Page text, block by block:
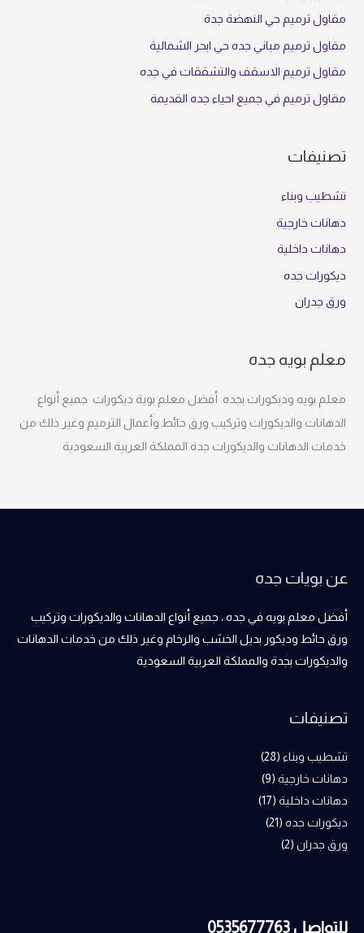
مقاول ترميم حي النهضة جدة
مقاول ترميم مباني جده حي ابحر الشمالية
مقاول ترميم الاسقف والتشققات في جده
مقاول ترميم في جميع احياء جده القديمة
تصنيفات
تشطيب وبناء
دهانات خارجية
دهانات داخلية
ديكورات جده
ورق جدران
معلم بويه جده
معلم بويه وديكورات بجده أفضل معلم بوية ديكورات جميع أنواع
الدهانات والديكورات وتركيب ورق حائط وأعمال الترميم وغير ذلك من
خدمات الدهانات والديكورات جدة المملكة العربية السعودية
عن بويات جده
أفضل معلم بويه في جده ، جميع أنواع الدهانات والديكورات وتركيب
ورق حائط وديكور بديل الخشب والرخام وغير ذلك من خدمات الدهانات
والديكورات بجدة والمملكة العربية السعودية
تصنيفات
تشطيب وبناء (28)
دهانات خارجية (9)
دهانات داخلية (17)
ديكورات جده (21)
ورق جدران (2)
للتواصل 0535677763